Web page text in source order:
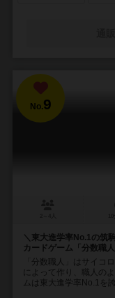
No.9
＼東大進学率No.1の筑
カードゲーム「分数職人
「分数職人」はサイコ
によって作り、職人の
ムは東大進学率No.1を